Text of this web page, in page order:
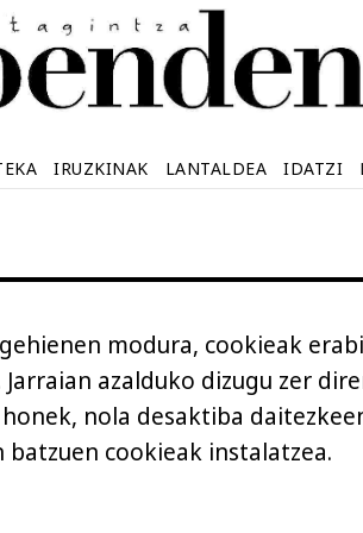
IRUZKINAK LANTALDEA IDATZI
modura, cookieak
azalduko dizugu zer
nola desaktiba
cookieak instalatzea.